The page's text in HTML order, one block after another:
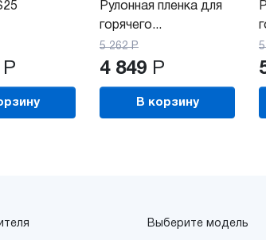
Р
Рулонная пленка для
горячего...
5 262 Р
4 849 Р
В корзину
Выберите модель